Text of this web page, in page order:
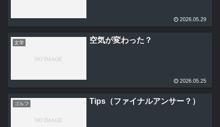
2026.05.29
文学 空気が変わった？
2026.05.25
ゴルフ Tips（ファイナルアンサー？）